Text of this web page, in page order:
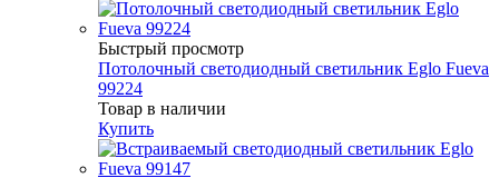
Быстрый просмотр
Потолочный светодиодный светильник Eglo Fueva
99224
Товар в наличии
Купить